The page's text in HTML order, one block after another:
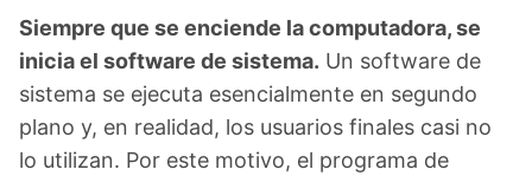
Siempre que se enciende la computadora, se
inicia el software de sistema.
Un software de
sistema se ejecuta esencialmente en segundo
plano y, en realidad, los usuarios finales casi no
lo utilizan. Por este motivo, el programa de